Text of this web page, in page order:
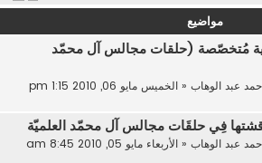
مواضيع
مُتخصّصة (حلقات مجالس آل محمّد
عبد الوهاب « الخميس مايو 06, 2010 1:15 pm
فِي حلقَات مجالس آل محمّد العلميّة
عبد الوهاب « الأربعاء مايو 05, 2010 8:45 am